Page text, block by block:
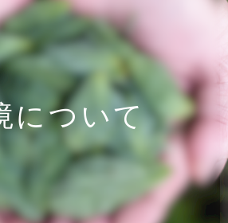
について